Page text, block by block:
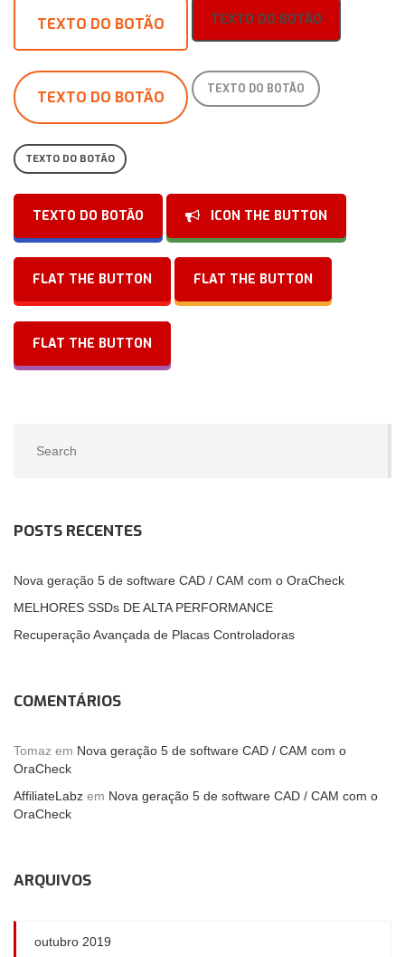
TEXTO DO BOTÃO TEXTO DO BOTÃO
TEXTO DO BOTÃO TEXTO DO BOTÃO
TEXTO DO BOTÃO
TEXTO DO BOTÃO ICON THE BUTTON
FLAT THE BUTTON FLAT THE BUTTON
FLAT THE BUTTON
POSTS RECENTES
Nova geração 5 de software CAD / CAM com o OraCheck
MELHORES SSDs DE ALTA PERFORMANCE
Recuperação Avançada de Placas Controladoras
COMENTÁRIOS
Tomaz em Nova geração 5 de software CAD / CAM com o
OraCheck
AffiliateLabz em Nova geração 5 de software CAD / CAM com o
OraCheck
ARQUIVOS
outubro 2019